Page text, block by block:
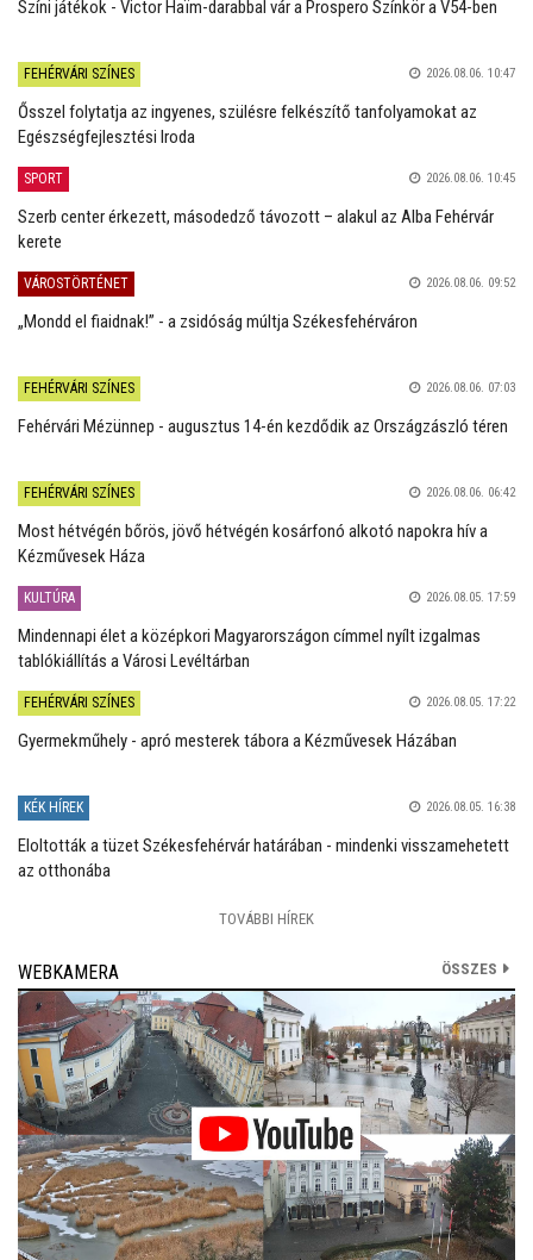
Színi játékok - Victor Haïm-darabbal vár a Prospero Színkör a V54-ben
FEHÉRVÁRI SZÍNES 2026.08.06. 10:47
Ősszel folytatja az ingyenes, szülésre felkészítő tanfolyamokat az
Egészségfejlesztési Iroda
SPORT 2026.08.06. 10:45
Szerb center érkezett, másodedző távozott – alakul az Alba Fehérvár
kerete
VÁROSTÖRTÉNET 2026.08.06. 09:52
„Mondd el fiaidnak!” - a zsidóság múltja Székesfehérváron
FEHÉRVÁRI SZÍNES 2026.08.06. 07:03
Fehérvári Mézünnep - augusztus 14-én kezdődik az Országzászló téren
FEHÉRVÁRI SZÍNES 2026.08.06. 06:42
Most hétvégén bőrös, jövő hétvégén kosárfonó alkotó napokra hív a
Kézművesek Háza
KULTÚRA 2026.08.05. 17:59
Mindennapi élet a középkori Magyarországon címmel nyílt izgalmas
tablókiállítás a Városi Levéltárban
FEHÉRVÁRI SZÍNES 2026.08.05. 17:22
Gyermekműhely - apró mesterek tábora a Kézművesek Házában
KÉK HÍREK 2026.08.05. 16:38
Eloltották a tüzet Székesfehérvár határában - mindenki visszamehetett
az otthonába
TOVÁBBI HÍREK
WEBKAMERA ÖSSZES